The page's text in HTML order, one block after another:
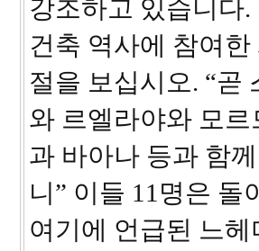
강조하고 있습니다
건축 역사에 참여
절을 보십시오. “곧
와 르엘라야와 모
과 바아나 등과 함
니” 이들 11명은
여기에 언급된 느